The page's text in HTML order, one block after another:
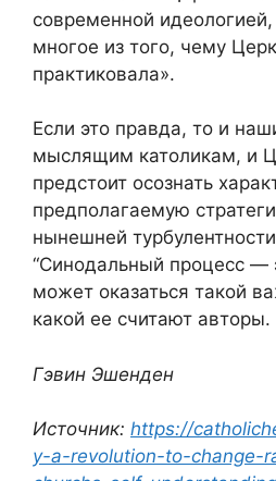
современной
многое из того, чему
практиковала».
Если это правда, то и
мыслящим католикам, и
предстоит осознать
предполагаемую
нынешней
“Синодальный процесс —
может оказаться такой
какой ее считают авторы.
Гэвин Эшенден
Источник: https://
y-a-revolution-to-change-